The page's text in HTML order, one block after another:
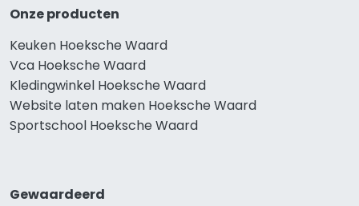
Onze producten
Keuken Hoeksche Waard
Vca Hoeksche Waard
Kledingwinkel Hoeksche Waard
Website laten maken Hoeksche Waard
Sportschool Hoeksche Waard
Gewaardeerd